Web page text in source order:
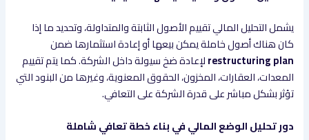
يشمل التحليل المالي تقييم الأصول الثابتة والمتداولة، وتحديد ما إذا
كان هناك أصول خاملة يمكن بيعها أو إعادة استثمارها ضمن
restructuring planلإعادة ضخ سيولة داخل الشركة. كما يتم تقييم
المعدات، العقارات، المخزون، الحقوق المعنوية، وغيرها من البنود التي
تؤثر بشكل مباشر على قدرة الشركة على التعافي.
دور تحليل الوضع المالي في بناء خطة تعافي شاملة